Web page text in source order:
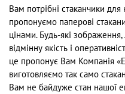
Вам потрібні стаканчики
пропонуємо паперові
цінами. Будь-які
відмінну якість і
це пропонує Вам Компанія
виготовляємо так само
Вам не байдуже стан нашої